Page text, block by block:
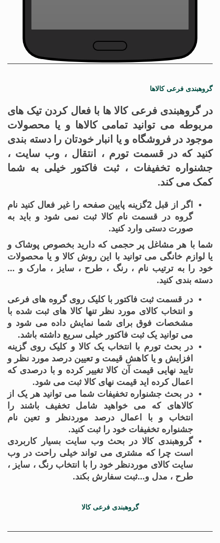
گروهبندی فرعی کالاها
در گروهبندی فرعی کالا ها با فعال کردن تیک های
مربوطه می توانید تمامی کالاها و یا محصولات
موجود در فروشگاه و یا انبار خودتان را دسته بندی
کنید که در قسمت تورم ، انتقال ، وب سایت ،
جشنواره تخفیفات ، ثبت فاکتور خیلی به شما
کمک می کند.
اگر از قبل 2گزینه پایین صفحه را غیر فعال کنید نام
گروه در قسمت نام کالا ثبت نمی شود و باید به
صورت دستی وارد کنید.
شما با هر مشاغل پر حجمی که دارید بخصوص پوشاک و
یا لوازم خانگی می توانید با این روش کالا و یا محصولات
خود را به ترتیب نام ، رنگ ، طرح ، سایز ، مارک و …
دسته بندی کنید.
در قسمت ثبت فاکتور با کلیک روی گروه های فرعی
و انتخاب کالای مورد نظر تنها کالا های ثبت شده با
مشخصات فوق برای شما نمایش داده می شود و
می توانید یک ثبت فاکتور خیلی سریع داشته باشد.
در بحث تورم با انتخاب یک کالا و کلیک روی گزینه
افزایش و یا کاهش قیمت و تعیین درصد مورد نظر و
تایید نهایی قیمت آن کالا تغییر کرده و با درصدی که
اعمال کرده اید قیمت نهای کالا ثبت می شود.
در بحث جشنواره تخفیفات شما می توانید هر یک از
کالاهای که می خواهید شامل تخفیف باشند را
انتخاب و با اعمال درصد موردنظر و تعین نام
جشنواره تخفیفات خود را ثبت کنید.
گروهبندی کالا در بحث وب سایت بسیار کاربردی
است چرا که مشتری می تواند خیلی راحت در وب
سایت کالای موردنظر خود را با انتخاب رنگ ، سایز ،
طرح ، مدل و…ثبت سفارش بکند.
گروهبندی فرعی کالا